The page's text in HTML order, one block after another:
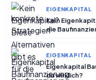
EIGENKAPITAL
Kein
die
EIGENKAPITAL
Eigenkapital
du wirklich?